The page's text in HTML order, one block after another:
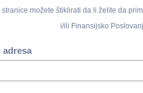
godine
dužnika iz člana 10. Zakona o